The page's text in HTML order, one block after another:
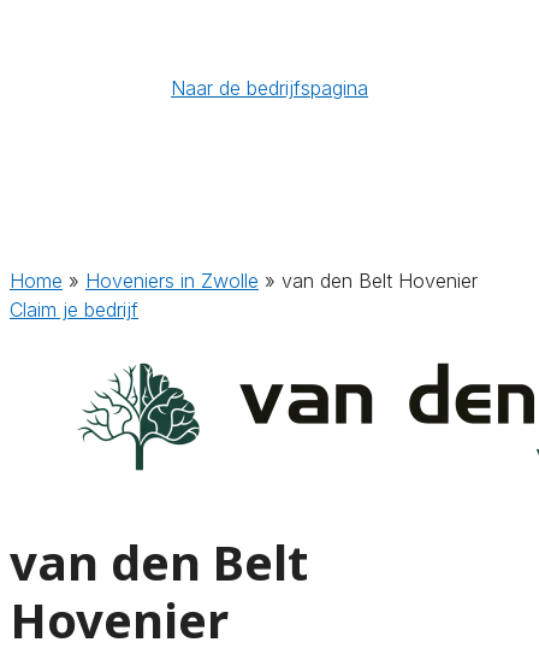
Naar de bedrijfspagina
Home » Hoveniers in Zwolle » van den Belt Hovenier
Claim je bedrijf
van den Belt
Hovenier